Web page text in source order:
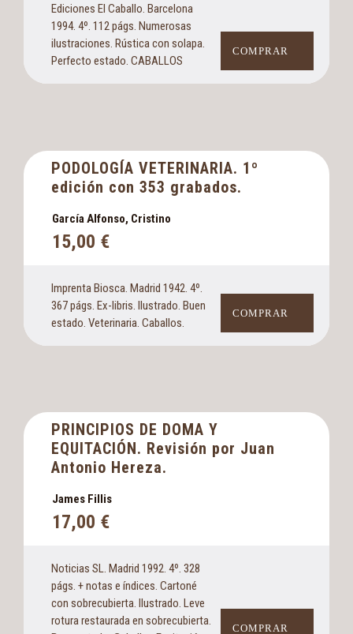
Ediciones El Caballo. Barcelona
1994. 4º. 112 págs. Numerosas
ilustraciones. Rústica con solapa.
Perfecto estado. CABALLOS
COMPRAR
PODOLOGÍA VETERINARIA. 1º
edición con 353 grabados.
García Alfonso, Cristino
15,00 €
Imprenta Biosca. Madrid 1942. 4º.
367 págs. Ex-libris. Ilustrado. Buen
estado. Veterinaria. Caballos.
COMPRAR
PRINCIPIOS DE DOMA Y
EQUITACIÓN. Revisión por Juan
Antonio Hereza.
James Fillis
17,00 €
Noticias SL. Madrid 1992. 4º. 328
págs. + notas e índices. Cartoné
con sobrecubierta. Ilustrado. Leve
rotura restaurada en sobrecubierta.
COMPRAR